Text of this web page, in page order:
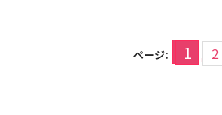
ページ: 1 2